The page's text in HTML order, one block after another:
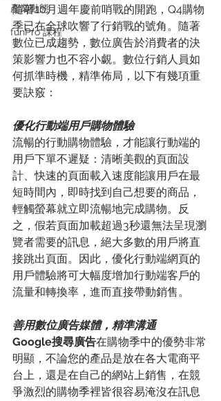
產業動態
funPro 課程
隨著10月週年慶前哨戰的開跑，Q4購物
季已在全球吹響了行銷戰的號角。隨著
數位已成趨勢，數位廣告於消費者的決
策影響力也不容小覷。數位行銷人員如
何抓準時機，精準佈局，以下有幾項重
要訣竅：
優化行動端用戶購物體驗
流暢的行動購物體驗，才能讓行動端的
用戶下單不遲疑：清晰美觀的頁面設
計、快速的頁面載入速度能讓用戶在最
短時間內，即時找到自己想要的商品，
輕觸螢幕就立即流暢地完成購物。反
之，假若頁面加載超過3秒還無法呈現瀏
覽者需要的訊息，絕大多數的用戶將直
接跳出頁面。因此，優化行動端網頁的
用戶體驗將可大幅度增加行動端客戶的
流量和轉換率，進而直接帶動銷售。
善用數位廣告媒體，精準溝通
Google搜尋廣告在購物季中的優勢非常
明顯，不論您的產品是放在各大電商平
台上，還是在自己的網站上銷售，在競
爭激烈的購物季裡皆很容易淹沒在訊息